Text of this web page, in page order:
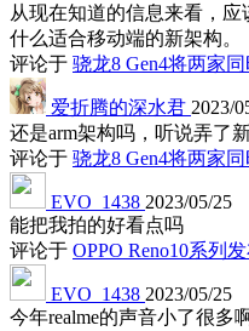
从现在知道的信息来看，
什么适合移动端的新架构。
评论于 骁龙8 Gen4将两家
爱折腾的深水君 2023/
还是arm架构吗，听说弄了
评论于 骁龙8 Gen4将两家
EVO_1438 2023/05/25
能把我拍的好看点吗
评论于 OPPO Reno10系列
EVO_1438 2023/05/25
今年realme的声音小了很多